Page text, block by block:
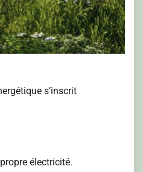
s’inscrit
électricité.